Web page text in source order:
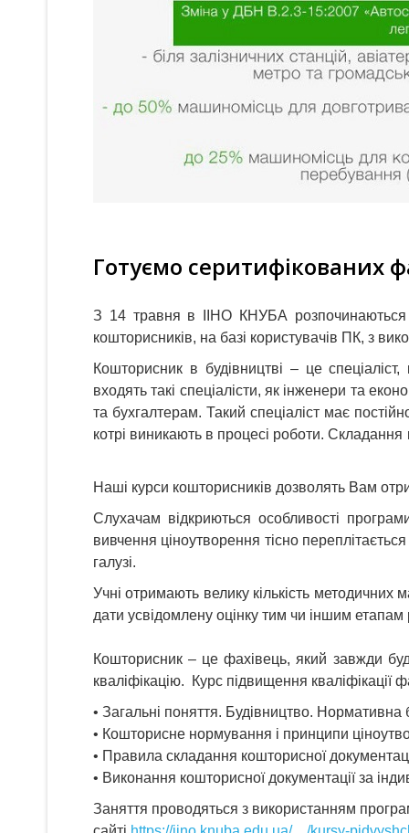
Готуємо серитифікованих
З 14 травня в ІІНО КНУБА розпочинаються
кошторисників, на базі користувачів ПК, з
Кошторисник в будівництві – це
входять такі спеціалісти, як інженери та
та бухгалтерам. Такий спеціаліст має
котрі виникають в процесі роботи.
Наші курси кошторисників дозволять Вам
Слухачам відкриються особливості
вивчення ціноутворення тісно
галузі.
Учні отримають велику кількість методичних
дати усвідомлену оцінку тим чи іншим
Кошторисник – це фахівець, який завжди
кваліфікацію. Курс підвищення
• Загальні поняття. Будівництво. Нормативна
• Кошторисне нормування і принципи
• Правила складання кошторисної
• Виконання кошторисної документації за
Заняття проводяться з використанням